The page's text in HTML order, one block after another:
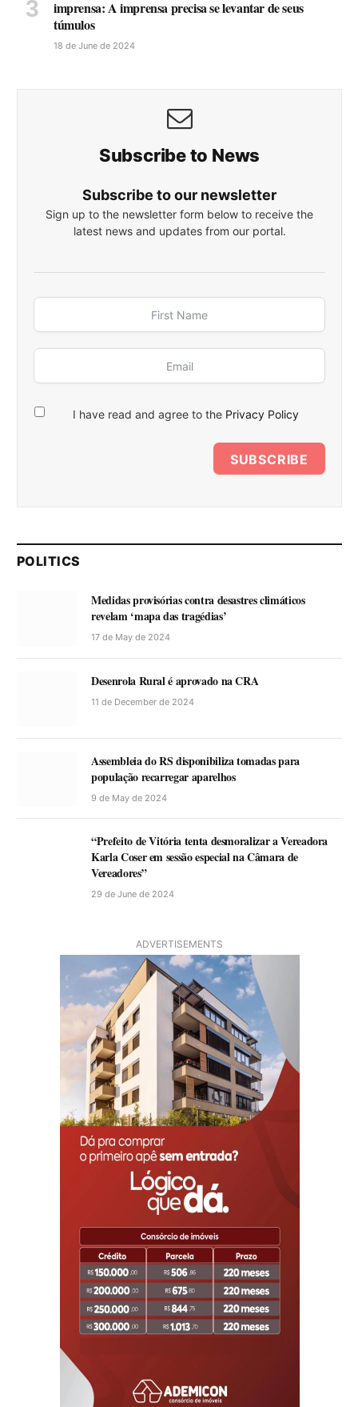
imprensa: A imprensa precisa se levantar de seus
túmulos
18 de June de 2024
Subscribe to News
Subscribe to our newsletter
Sign up to the newsletter form below to receive the
latest news and updates from our portal.
I have read and agree to the Privacy Policy
SUBSCRIBE
POLITICS
Medidas provisórias contra desastres climáticos
revelam ‘mapa das tragédias’
17 de May de 2024
Desenrola Rural é aprovado na CRA
11 de December de 2024
Assembleia do RS disponibiliza tomadas para
população recarregar aparelhos
9 de May de 2024
“Prefeito de Vitória tenta desmoralizar a Vereadora
Karla Coser em sessão especial na Câmara de
Vereadores”
29 de June de 2024
ADVERTISEMENTS